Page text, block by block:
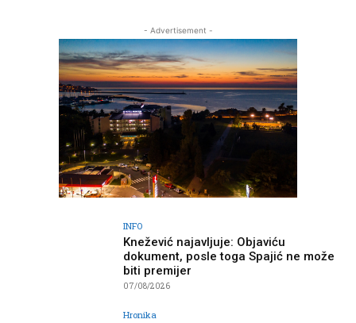
- Advertisement -
INFO
Knežević najavljuje: Objaviću
dokument, posle toga Spajić ne može
biti premijer
07/08/2026
Hronika